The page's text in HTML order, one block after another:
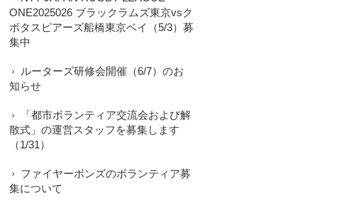
ONE2025026 ブラックラムズ東京vsク
ボタスピアーズ船橋東京ベイ（5/3）募
集中
ルーターズ研修会開催（6/7）のお
知らせ
「都市ボランティア交流会および解
散式」の運営スタッフを募集します
（1/31）
ファイヤーボンズのボランティア募
集について